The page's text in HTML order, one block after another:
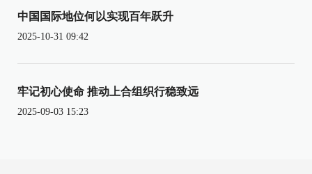
中国国际地位何以实现百年跃升
2025-10-31 09:42
牢记初心使命 推动上合组织行稳致远
2025-09-03 15:23